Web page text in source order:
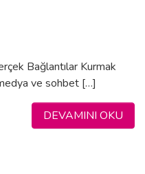
Bağlantılar Kurmak
ve sohbet […]
DEVAMINI OKU